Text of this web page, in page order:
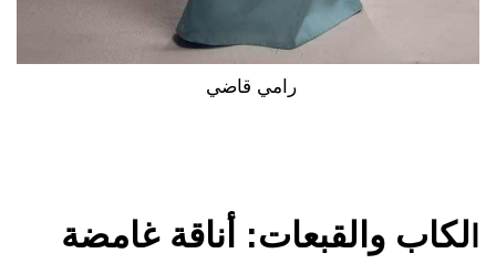
رامي قاضي
لكاب والقبعات: أناقة غامضة